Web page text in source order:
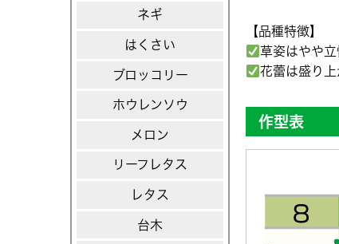
ネギ
はくさい
ブロッコリー
ホウレンソウ
メロン
リーフレタス
レタス
台木
【品種特徴】
草姿はやや
花蕾は盛り
作型表